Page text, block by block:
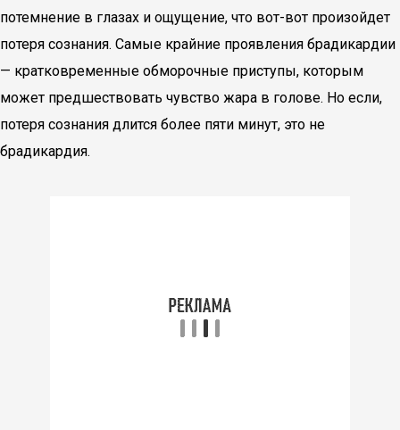
потемнение в глазах и ощущение, что вот-вот произойдет
потеря сознания. Самые крайние проявления брадикардии
— кратковременные обморочные приступы, которым
может предшествовать чувство жара в голове. Но если,
потеря сознания длится более пяти минут, это не
брадикардия.